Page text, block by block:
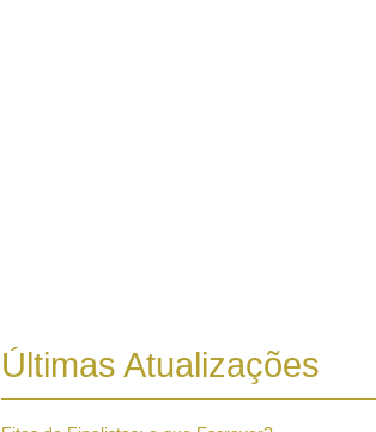
Últimas Atualizações